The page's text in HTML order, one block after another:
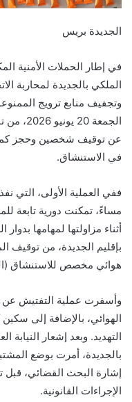
ت
ي
ا
الجديدة بريس
في إطار الحملات الأمنية
الملكي بالجديدة لمحاربة
وتجفيف منابع ترويج
الجمعة
عن توقيف شخصين وحجز
في الاستنشاق.
ففي العملية الأولى، التي
مساءً، تمكنت دورية تابعة
أثناء مزاولتها لمهامها
بإقليم الجديدة، من توقيف
هوائي مخصص للاستنشاق
الهوائي، بالإضافة إلى
التهديد. وبعد إشعار النيابة
بالجديدة، أمرت بوضع
إشارة البحث القضائي، قبل
الإجراءات القانونية.